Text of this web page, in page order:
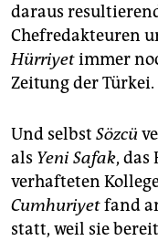
daraus
Chefredakteuren
Hürriyetimmer
Zeitung der Türkei.
Und selbst Sözcü
als Yeni Safak, das
verhafteten
Cumhuriyetfand
statt, weil sie